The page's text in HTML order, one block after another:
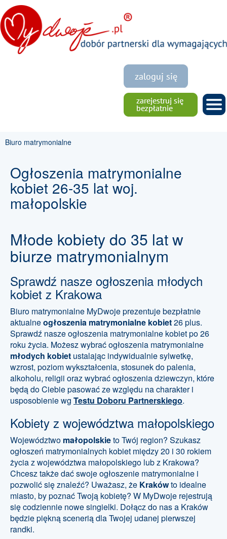
Biuro matrymonialne
Ogłoszenia matrymonialne
kobiet 26-35 lat woj.
małopolskie
Młode kobiety do 35 lat w
biurze matrymonialnym
Sprawdź nasze ogłoszenia młodych
kobiet z Krakowa
Biuro matrymonialne MyDwoje prezentuje bezpłatnie
aktualneogłoszenia matrymonialne kobiet26 plus.
Sprawdź nasze ogłoszenia matrymonialne kobiet po 26
roku życia. Możesz wybrać ogłoszenia matrymonialne
młodych kobiet ustalając indywidualnie sylwetkę,
wzrost, poziom wykształcenia, stosunek do palenia,
alkoholu, religii oraz wybrać ogłoszenia dziewczyn, które
będą do Ciebie pasować ze względu na charakter i
usposobienie wg Testu Doboru Partnerskiego.
Kobiety z województwa małopolskiego
Województwo małopolskieto Twój region? Szukasz
ogłoszeń matrymonialnych kobiet między 20 i 30 rokiem
życia z województwa małopolskiego lub z Krakowa?
Chcesz także dać swoje ogłoszenie matrymonialne i
pozwolić się znaleźć? Uważasz, że Krakówto idealne
miasto, by poznać Twoją kobietę? W MyDwoje rejestrują
się codziennie nowe singielki. Dołącz do nas a Kraków
będzie piękną scenerią dla Twojej udanej pierwszej
randki.